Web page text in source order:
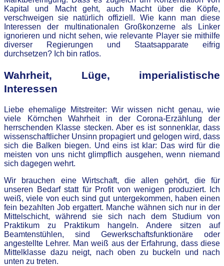
Kapital und Macht geht, auch Macht über die Köpfe,
verschweigen sie natürlich offiziell. Wie kann man diese
Interessen der multinationalen Großkonzerne als Linker
ignorieren und nicht sehen, wie relevante Player sie mithilfe
diverser Regierungen und Staatsapparate eifrig
durchsetzen? Ich bin ratlos.
Wahrheit, Lüge, imperialistische
Interessen
Liebe ehemalige Mitstreiter: Wir wissen nicht genau, wie
viele Körnchen Wahrheit in der Corona-Erzählung der
herrschenden Klasse stecken. Aber es ist sonnenklar, dass
wissenschaftlicher Unsinn propagiert und gelogen wird, dass
sich die Balken biegen. Und eins ist klar: Das wird für die
meisten von uns nicht glimpflich ausgehen, wenn niemand
sich dagegen wehrt.
Wir brauchen eine Wirtschaft, die allen gehört, die für
unseren Bedarf statt für Profit von wenigen produziert. Ich
weiß, viele von euch sind gut untergekommen, haben einen
fein bezahlten Job ergattert. Manche wähnen sich nur in der
Mittelschicht, während sie sich nach dem Studium von
Praktikum zu Praktikum hangeln. Andere sitzen auf
Beamtenstühlen, sind Gewerkschaftsfunktionäre oder
angestellte Lehrer. Man weiß aus der Erfahrung, dass diese
Mittelklasse dazu neigt, nach oben zu buckeln und nach
unten zu treten.